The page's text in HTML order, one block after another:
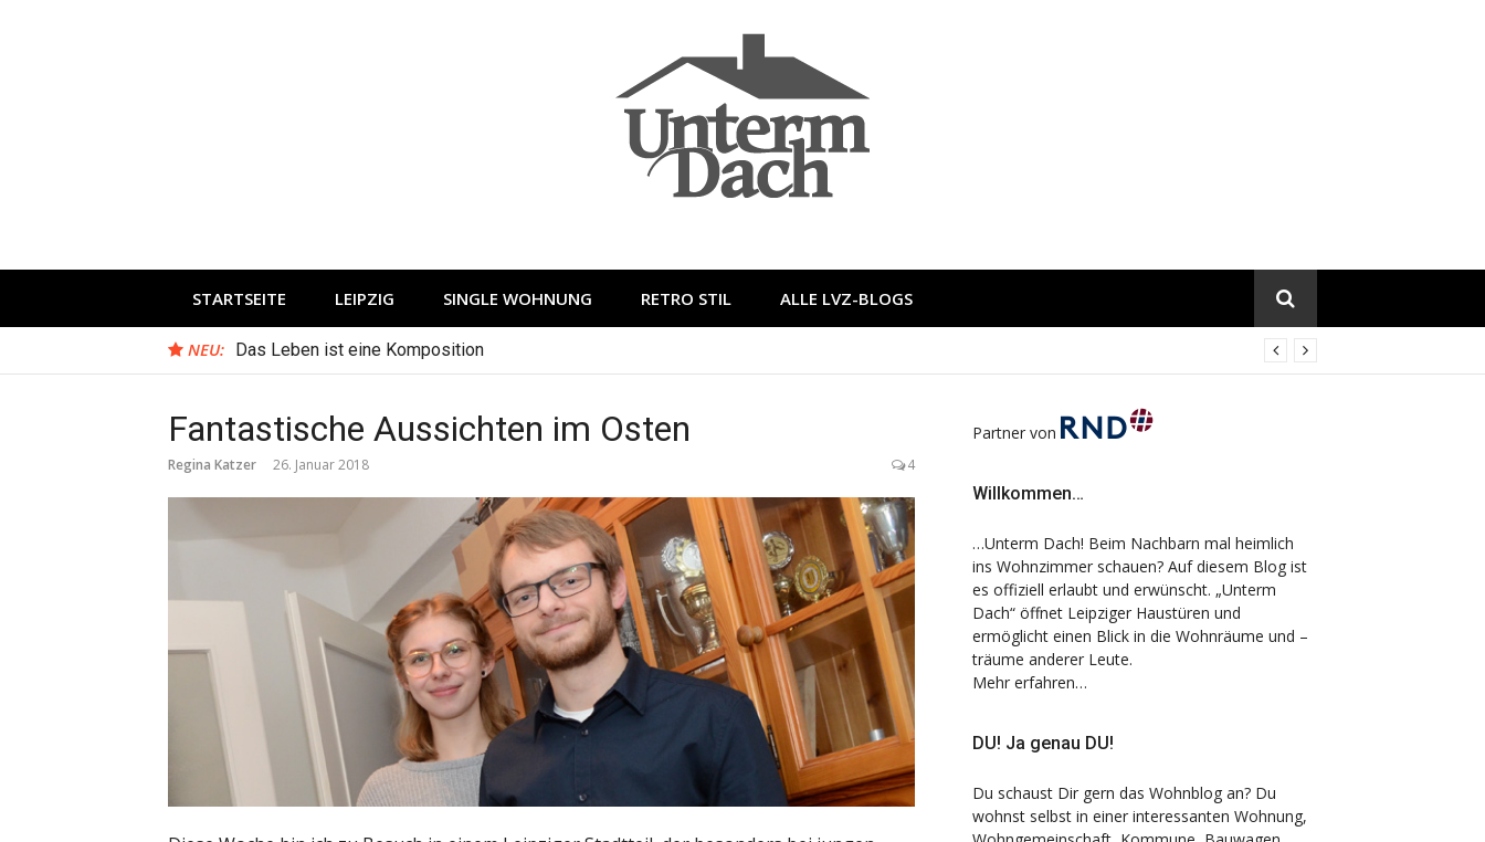
STARTSEITE LEIPZIG SINGLE WOHNUNG RETRO STIL ALLE LVZ-BLOGS
NEU: Das Leben ist eine Komposition
Fantastische Aussichten im Osten
Regina Katzer 26. Januar 2018 4
Partner von
Willkommen…
…Unterm Dach! Beim Nachbarn mal heimlich
ins Wohnzimmer schauen? Auf diesem Blog ist
es offiziell erlaubt und erwünscht. „Unterm
Dach“ öffnet Leipziger Haustüren und
ermöglicht einen Blick in die Wohnräume und –
träume anderer Leute.
Mehr erfahren…
DU! Ja genau DU!
Du schaust Dir gern das Wohnblog an? Du
wohnst selbst in einer interessanten Wohnung,